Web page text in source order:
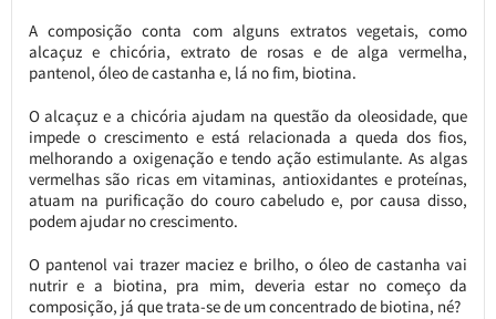
A composição conta com alguns extratos vegetais, como
alcaçuz e chicória, extrato de rosas e de alga vermelha,
pantenol, óleo de castanha e, lá no fim, biotina.
O alcaçuz e a chicória ajudam na questão da oleosidade, que
impede o crescimento e está relacionada a queda dos fios,
melhorando a oxigenação e tendo ação estimulante. As algas
vermelhas são ricas em vitaminas, antioxidantes e proteínas,
atuam na purificação do couro cabeludo e, por causa disso,
podem ajudar no crescimento.
O pantenol vai trazer maciez e brilho, o óleo de castanha vai
nutrir e a biotina, pra mim, deveria estar no começo da
composição, já que trata-se de um concentrado de biotina, né?